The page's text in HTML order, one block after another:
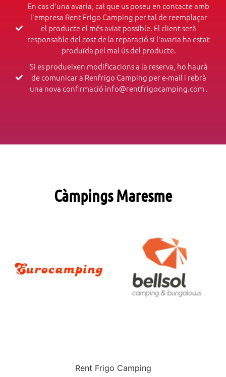
En cas d'una avaria, cal que us poseu en contacte amb
l'empresa Rent Frigo Camping per tal de reemplaçar
el producte el més aviat possible. El client serà
responsable del cost de la reparació si l'avaria ha estat
produïda pel mal ús del producte.
Si es produeixen modificacions a la reserva, ho haurà
de comunicar a Renfrigo Camping per e-mail i rebrà
una nova confirmació info@rentfrigocamping.com .
Càmpings Maresme
Rent Frigo Camping